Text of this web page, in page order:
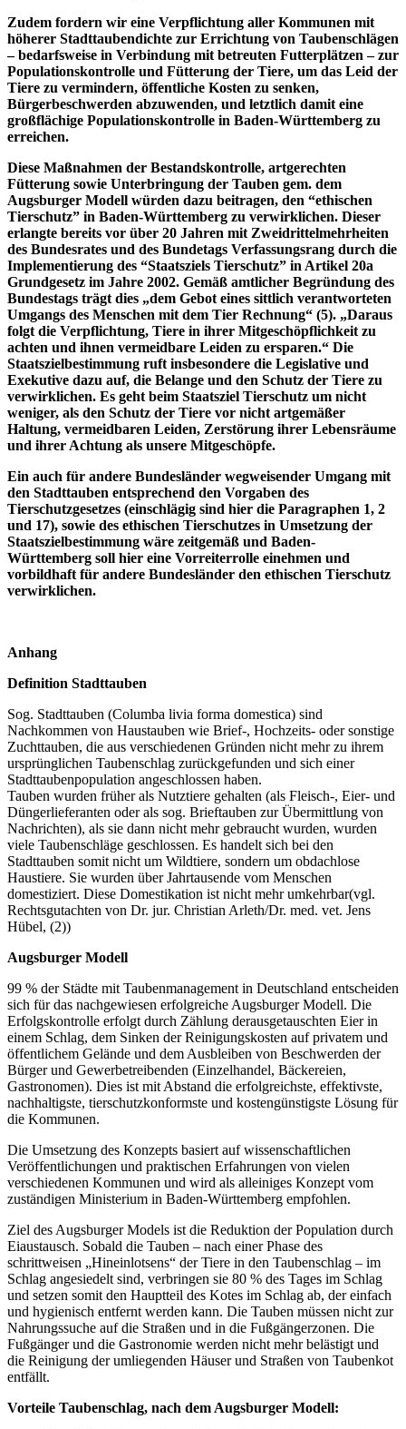
Zudem fordern wir eine Verpflichtung aller Kommunen mit
höherer Stadttaubendichte zur Errichtung von Taubenschlägen
– bedarfsweise in Verbindung mit betreuten Futterplätzen – zur
Populationskontrolle und Fütterung der Tiere, um das Leid der
Tiere zu vermindern, öffentliche Kosten zu senken,
Bürgerbeschwerden abzuwenden, und letztlich damit eine
großflächige Populationskontrolle in Baden-Württemberg zu
erreichen.
Diese Maßnahmen der Bestandskontrolle, artgerechten
Fütterung sowie Unterbringung der Tauben gem. dem
Augsburger Modell würden dazu beitragen, den “ethischen
Tierschutz” in Baden-Württemberg zu verwirklichen. Dieser
erlangte bereits vor über 20 Jahren mit Zweidrittelmehrheiten
des Bundesrates und des Bundetags Verfassungsrang durch die
Implementierung des “Staatsziels Tierschutz” in Artikel 20a
Grundgesetz im Jahre 2002. Gemäß amtlicher Begründung des
Bundestags trägt dies „dem Gebot eines sittlich verantworteten
Umgangs des Menschen mit dem Tier Rechnung“ (5). „Daraus
folgt die Verpflichtung, Tiere in ihrer Mitgeschöpflichkeit zu
achten und ihnen vermeidbare Leiden zu ersparen.“ Die
Staatszielbestimmung ruft insbesondere die Legislative und
Exekutive dazu auf, die Belange und den Schutz der Tiere zu
verwirklichen. Es geht beim Staatsziel Tierschutz um nicht
weniger, als den Schutz der Tiere vor nicht artgemäßer
Haltung, vermeidbaren Leiden, Zerstörung ihrer Lebensräume
und ihrer Achtung als unsere Mitgeschöpfe.
Ein auch für andere Bundesländer wegweisender Umgang mit
den Stadttauben entsprechend den Vorgaben des
Tierschutzgesetzes (einschlägig sind hier die Paragraphen 1, 2
und 17), sowie des ethischen Tierschutzes in Umsetzung der
Staatszielbestimmung wäre zeitgemäß und Baden-
Württemberg soll hier eine Vorreiterrolle einehmen und
vorbildhaft für andere Bundesländer den ethischen Tierschutz
verwirklichen.
Anhang
Definition Stadttauben
Sog. Stadttauben (Columba livia forma domestica) sind
Nachkommen von Haustauben wie Brief-, Hochzeits- oder sonstige
Zuchttauben, die aus verschiedenen Gründen nicht mehr zu ihrem
ursprünglichen Taubenschlag zurückgefunden und sich einer
Stadttaubenpopulation angeschlossen haben.
Tauben wurden früher als Nutztiere gehalten (als Fleisch-, Eier- und
Düngerlieferanten oder als sog. Brieftauben zur Übermittlung von
Nachrichten), als sie dann nicht mehr gebraucht wurden, wurden
viele Taubenschläge geschlossen. Es handelt sich bei den
Stadttauben somit nicht um Wildtiere, sondern um obdachlose
Haustiere. Sie wurden über Jahrtausende vom Menschen
domestiziert. Diese Domestikation ist nicht mehr umkehrbar(vgl.
Rechtsgutachten von Dr. jur. Christian Arleth/Dr. med. vet. Jens
Hübel, (2))
Augsburger Modell
99 % der Städte mit Taubenmanagement in Deutschland entscheiden
sich für das nachgewiesen erfolgreiche Augsburger Modell. Die
Erfolgskontrolle erfolgt durch Zählung derausgetauschten Eier in
einem Schlag, dem Sinken der Reinigungskosten auf privatem und
öffentlichem Gelände und dem Ausbleiben von Beschwerden der
Bürger und Gewerbetreibenden (Einzelhandel, Bäckereien,
Gastronomen). Dies ist mit Abstand die erfolgreichste, effektivste,
nachhaltigste, tierschutzkonformste und kostengünstigste Lösung für
die Kommunen.
Die Umsetzung des Konzepts basiert auf wissenschaftlichen
Veröffentlichungen und praktischen Erfahrungen von vielen
verschiedenen Kommunen und wird als alleiniges Konzept vom
zuständigen Ministerium in Baden-Württemberg empfohlen.
Ziel des Augsburger Models ist die Reduktion der Population durch
Eiaustausch. Sobald die Tauben – nach einer Phase des
schrittweisen „Hineinlotsens“ der Tiere in den Taubenschlag – im
Schlag angesiedelt sind, verbringen sie 80 % des Tages im Schlag
und setzen somit den Hauptteil des Kotes im Schlag ab, der einfach
und hygienisch entfernt werden kann. Die Tauben müssen nicht zur
Nahrungssuche auf die Straßen und in die Fußgängerzonen. Die
Fußgänger und die Gastronomie werden nicht mehr belästigt und
die Reinigung der umliegenden Häuser und Straßen von Taubenkot
entfällt.
Vorteile Taubenschlag, nach dem Augsburger Modell: